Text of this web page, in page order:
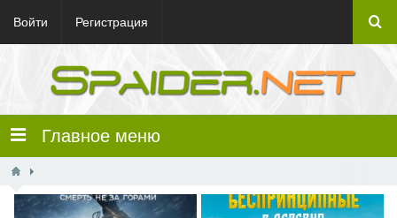
Войти Регистрация
Главное меню